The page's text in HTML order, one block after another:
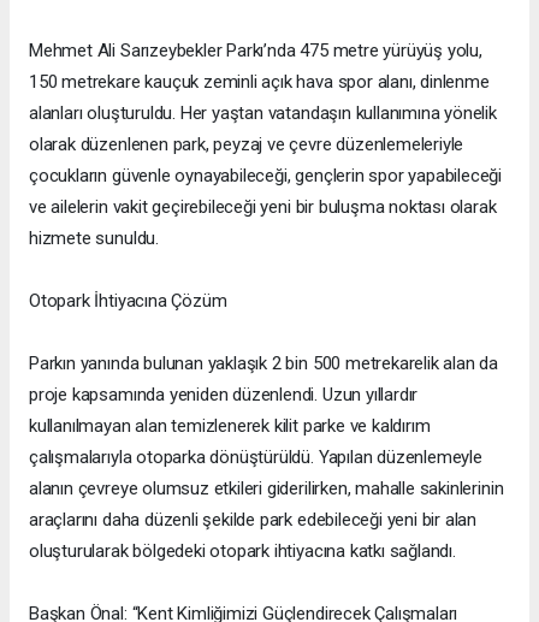
Mehmet Ali Sarızeybekler Parkı’nda 475 metre yürüyüş yolu,
150 metrekare kauçuk zeminli açık hava spor alanı, dinlenme
alanları oluşturuldu. Her yaştan vatandaşın kullanımına yönelik
olarak düzenlenen park, peyzaj ve çevre düzenlemeleriyle
çocukların güvenle oynayabileceği, gençlerin spor yapabileceği
ve ailelerin vakit geçirebileceği yeni bir buluşma noktası olarak
hizmete sunuldu.
Otopark İhtiyacına Çözüm
Parkın yanında bulunan yaklaşık 2 bin 500 metrekarelik alan da
proje kapsamında yeniden düzenlendi. Uzun yıllardır
kullanılmayan alan temizlenerek kilit parke ve kaldırım
çalışmalarıyla otoparka dönüştürüldü. Yapılan düzenlemeyle
alanın çevreye olumsuz etkileri giderilirken, mahalle sakinlerinin
araçlarını daha düzenli şekilde park edebileceği yeni bir alan
oluşturularak bölgedeki otopark ihtiyacına katkı sağlandı.
Başkan Önal: “Kent Kimliğimizi Güçlendirecek Çalışmaları